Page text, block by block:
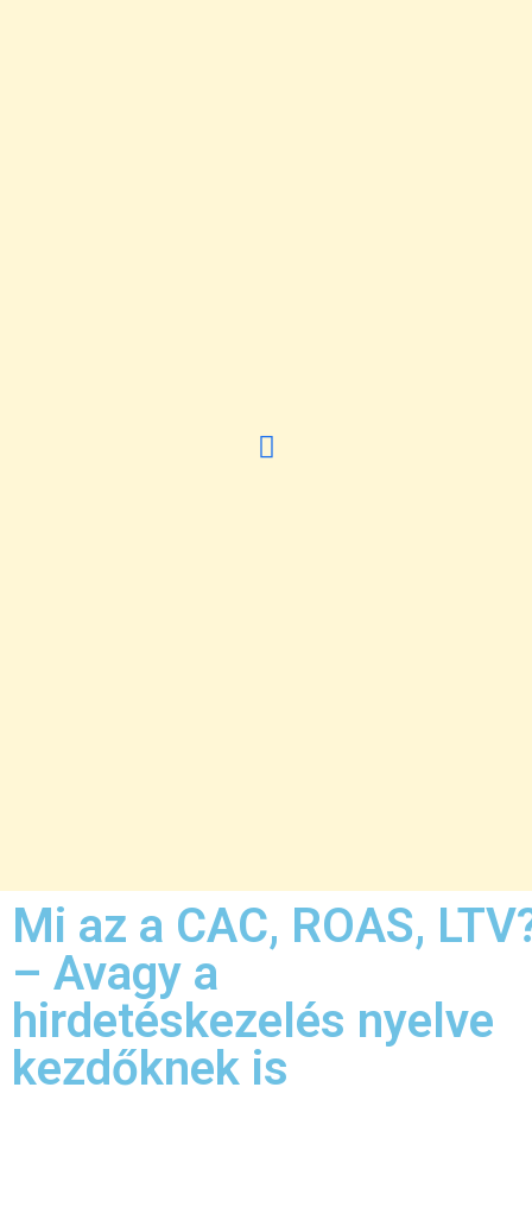
Mi az a CAC, ROAS,
– Avagy a
hirdetéskezelés nyelve
kezdőknek is